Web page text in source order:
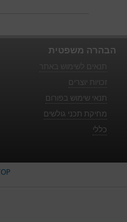
הבהרה משפטית
זכויות יוצרים
תנאי שימוש בפורום
מחיקת תכני גולשים
כללי